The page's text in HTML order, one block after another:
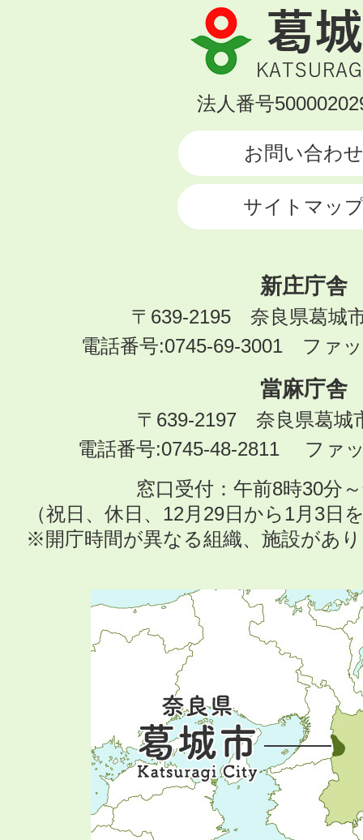
葛
城
市
KATSURAGI
法人番号
お問い合わせ
サイトマッ
新庄庁舎
〒639-2195 奈良県葛城
電話番号:0745-69-3001 ファ
當麻庁舎
〒639-2197 奈良県葛城
電話番号:0745-48-2811 ファ
窓口受付：午前8時30分
（祝日、休日、12月29日から1月3日
※開庁時間が異なる組織、施設があ